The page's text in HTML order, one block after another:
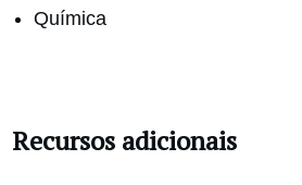
Química
Recursos adicionais